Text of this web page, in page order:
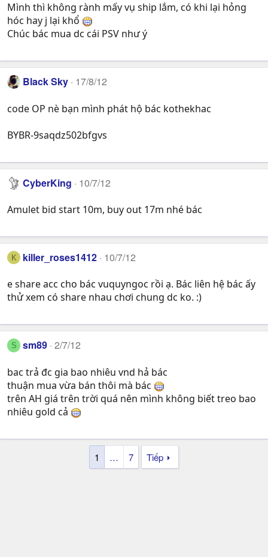
Mình thì không rành mấy vụ ship lắm, có khi lại hỏng
hóc hay j lại khổ
Chúc bác mua dc cái PSV như ý
Black Sky 17/8/12
code OP nè bạn mình phát hộ bác kothekhac
BYBR-9saqdz502bfgvs
CyberKing 10/7/12
Amulet bid start 10m, buy out 17m nhé bác
K killer_roses1412 10/7/12
e share acc cho bác vuquyngoc rồi ạ. Bác liên hệ bác ấy
thử xem có share nhau chơi chung dc ko. :)
S sm89 2/7/12
bac trả đc gia bao nhiêu vnd hả bác
thuận mua vừa bán thôi mà bác
trên AH giá trên trời quá nên mình không biết treo bao
nhiêu gold cả
1 … 7 Tiếp